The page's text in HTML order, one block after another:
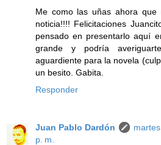
Me como las uñas ahora que
noticia!!!! Felicitaciones
pensado en presentarlo aquí
grande y podría
aguardiente para la novela
un besito. Gabita.
Responder
Juan Pablo Dardón
p. m.